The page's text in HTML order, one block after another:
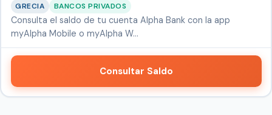
GRECIA BANCOS PRIVADOS
Consulta el saldo de tu cuenta Alpha Bank con la app
myAlpha Mobile o myAlpha W…
Consultar Saldo